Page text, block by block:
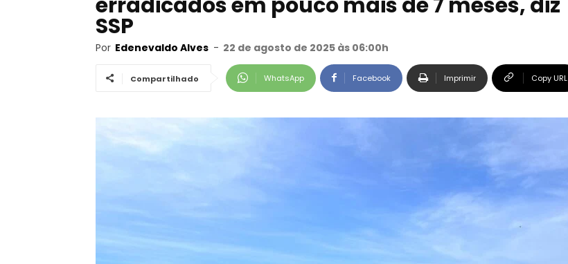
SSP
Por Edenevaldo Alves - 22 de agosto de 2025 às 06:00h
Compartilhado WhatsApp Facebook Imprimir Copy URL